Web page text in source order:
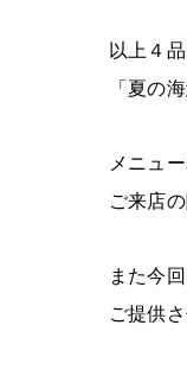
以上４
「夏の
メニュ
ご来店
また今
ご提供